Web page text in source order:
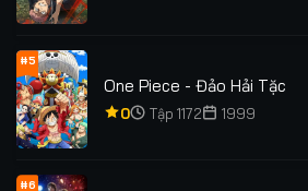
#5
One Piece - Đảo Hải Tặc
0 Tập 1172 1999
#6